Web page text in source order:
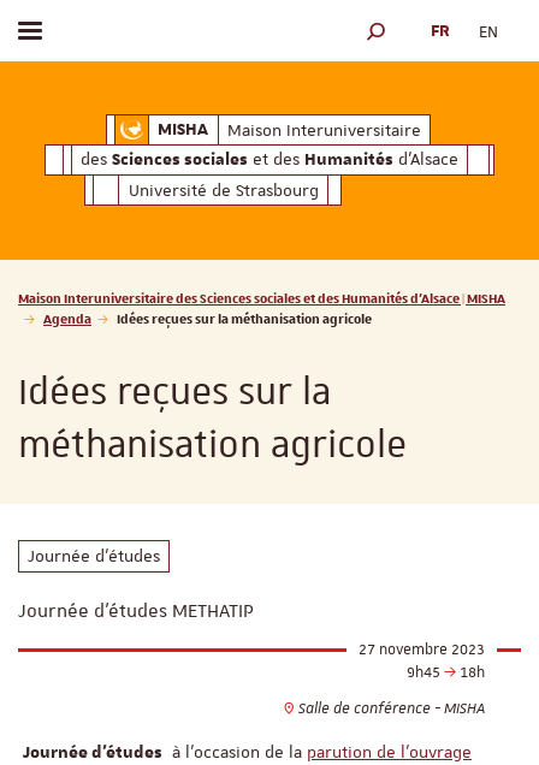
MISHAMaison Interuniversitaire des
Maison Interuniversitaire
des Sciences sociales et des Humanités d'Alsace
Université de Strasbourg
Afficher / masquer le menu MOTEUR DE
FR EN
Vous êtes ici :
Maison Interuniversitaire des Sciences sociales et des Humanités d'Alsace | MISHA
Agenda
Idées reçues sur la méthanisation agricole
Idées reçues sur la
méthanisation agricole
Journée d'études
Journée d'études METHATIP
27 novembre 2023
9h45
18h
Salle de conférence - MISHA
Journée d’études à l’occasion de la parution de l’ouvrage